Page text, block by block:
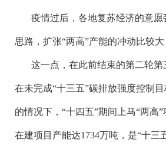
疫情过后，各地复苏经济的意
思路，扩张“两高”产能的冲动比较
这一点，在此前结束的第二轮
在未完成“十三五”碳排放强度控制
的情况下，“十四五”期间上马“两高
在建项目产能达1734万吨，是“十三